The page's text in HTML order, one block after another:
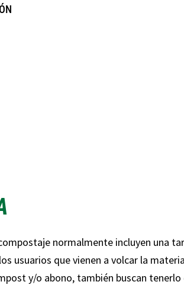
normalmente incluyen una
usuarios que vienen a volcar la
y/o abono, también buscan